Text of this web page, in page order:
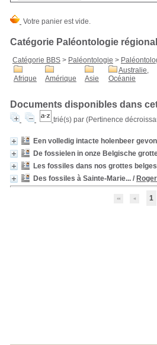
Catégorie Paléontologie
Catégorie BBS > Paléontologie >
Afrique Amérique Asie
Australie,
Océanie
Documents disponibles dans
trié(s) par (Pertinence
Een volledig intacte holenbeer
De fossielen in onze Belgische
Les fossiles dans nos grottes belges
Des fossiles à Sainte-Marie... /
1